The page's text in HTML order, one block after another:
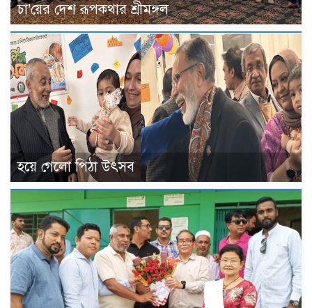
চা’য়ের দেশ রূপকথার শ্রীমঙ্গল
হয়ে গেলো পিঠা উৎসব